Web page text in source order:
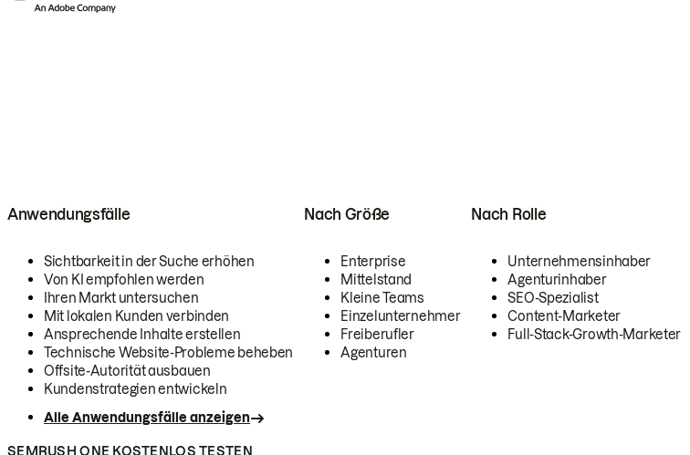
Anwendungsfälle
Sichtbarkeit in der Suche erhöhen
Von KI empfohlen werden
Ihren Markt untersuchen
Mit lokalen Kunden verbinden
Ansprechende Inhalte erstellen
Technische Website-Probleme beheben
Offsite-Autorität ausbauen
Kundenstrategien entwickeln
Alle Anwendungsfälle anzeigen
Nach Größe
Enterprise
Mittelstand
Kleine Teams
Einzelunternehmer
Freiberufler
Agenturen
Nach Rolle
Unternehmensinhaber
Agenturinhaber
SEO-Spezialist
Content-Marketer
Full-Stack-Growth-Marketer
SEMRUSH ONE KOSTENLOS TESTEN